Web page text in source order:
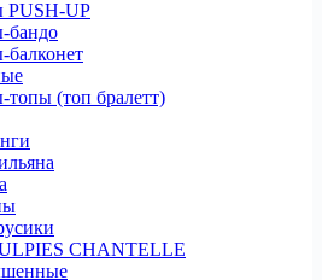
PUSH-UP
бандо
балконет
топы (топ бралетт)
CHANTELLE